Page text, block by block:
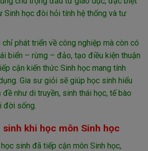
Sinh học đòi hỏi tính hệ thống và tư
phát triển về công nghiệp mà còn có
biển – rừng – đảo, tạo điều kiện thuận
cận kiến thức Sinh học mang tính
Gia sư giỏi sẽ giúp học sinh hiểu
đề như di truyền, sinh thái học, tế bào
đời sống.
khi học môn Sinh học
sinh đã tiếp cận môn Sinh học,